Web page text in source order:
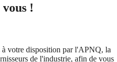
!
à votre disposition par l'APNQ, la
de l'industrie, afin de vous